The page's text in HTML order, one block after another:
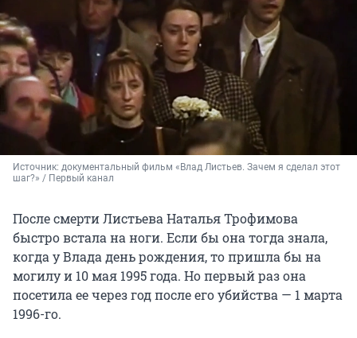
Источник: документальный фильм «Влад Листьев. Зачем я сделал этот
шаг?» / Первый канал
После смерти Листьева Наталья Трофимова
быстро встала на ноги. Если бы она тогда знала,
когда у Влада день рождения, то пришла бы на
могилу и 10 мая 1995 года. Но первый раз она
посетила ее через год после его убийства — 1 марта
1996-го.